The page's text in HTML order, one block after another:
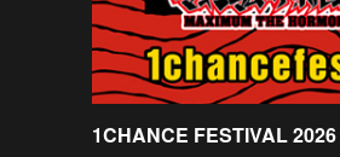
1CHANCE FESTIVAL 2026